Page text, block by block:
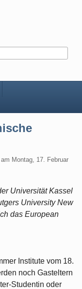
am Montag, 17. Februar
Universität Kassel
University New
das European
Institute vom 18.
noch Gasteltern
Studentin oder